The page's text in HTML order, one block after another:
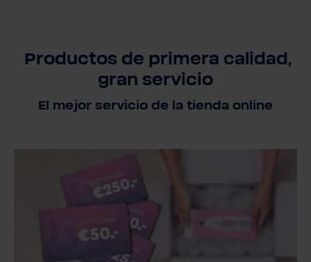
Productos de primera calidad,
gran servicio
El mejor servicio de la tienda online